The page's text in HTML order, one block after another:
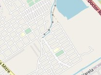
en el Gran Buenos Aires,
La Plata, a 20 minutos de la
posee 11 barrios
1500 m2 destacan
fue especialmente
naturales del
los lotes tienen vistas